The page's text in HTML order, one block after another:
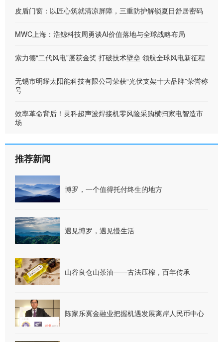
皮盾门窗：以匠心筑就清凉屏障，三重防护解锁夏日舒居密码
MWC上海：浩鲸科技周勇谈AI价值落地与全球战略布局
索力德“二代风电”屡获金奖 打破技术壁垒 领航全球风电新征程
无锡市明耀太阳能科技有限公司荣获“光伏支架十大品牌”荣誉称
号
效率革命背后！灵科超声波焊接机零风险采购横扫家电智造市
场
推荐新闻
博罗，一个值得托付终生的地方
遇见博罗，遇见慢生活
山谷良仓山茶油——古法压榨，百年传承
陈家乐冀金融业把握机遇发展离岸人民币中心